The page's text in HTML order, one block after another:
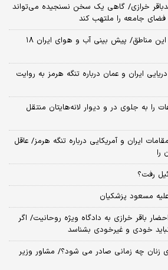
خرازی/ گاهی یک سخن نسنجیده می‌تواند
جامعه را ملتهب کند
بارش باران و رعد و برق در این مناطق/ پیش بینی آب و هوای ایران ۱۸
ایران و عمان درباره تنگه هرمز به روایت
را به جلوی در و دیوار لانه‌هایتان منتقل
ایران و آمریکایی درباره تنگه هرمز/ عاقل
را
رفت؟
مسعود پزشکیان
باقر خرازی به دادگاه ویژه روحانیت/ اگر
خودی و غیرخودی بشناسد
زنان چه زمانی صادر می شود؟/ مشاور وزیر